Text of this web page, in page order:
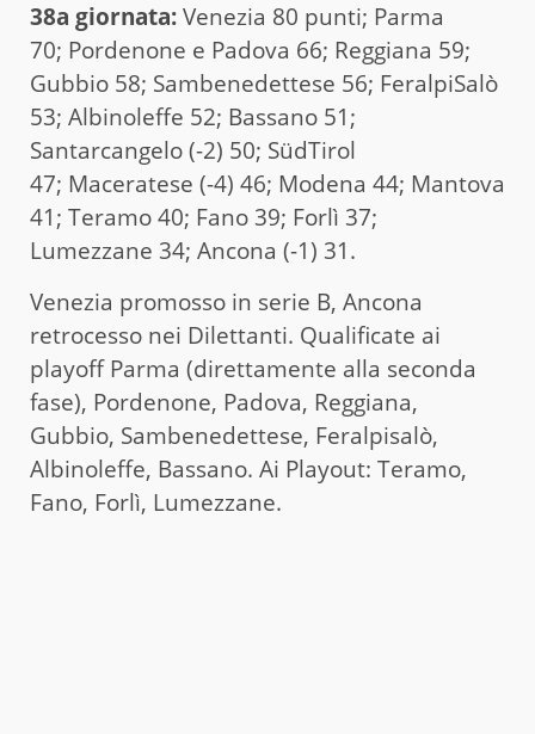
38a giornata:Venezia 80 punti; Parma
70; Pordenone e Padova 66; Reggiana 59;
Gubbio 58; Sambenedettese 56; FeralpiSalò
53; Albinoleffe 52; Bassano 51;
Santarcangelo (-2) 50; SüdTirol
47; Maceratese (-4) 46; Modena 44; Mantova
41; Teramo 40; Fano 39; Forlì 37;
Lumezzane 34; Ancona (-1) 31.
Venezia promosso in serie B, Ancona
retrocesso nei Dilettanti. Qualificate ai
playoff Parma (direttamente alla seconda
fase), Pordenone, Padova, Reggiana,
Gubbio, Sambenedettese, Feralpisalò,
Albinoleffe, Bassano. Ai Playout: Teramo,
Fano, Forlì, Lumezzane.